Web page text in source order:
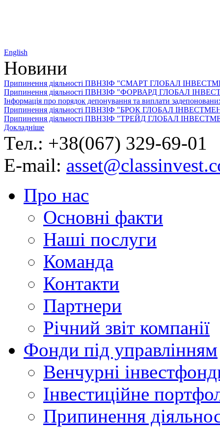
English
Новини
Припинення діяльності ПВНЗІФ "СМАРТ ГЛОБАЛ
Припинення діяльності ПВНЗІФ "ФОРВАРД ГЛОБАЛ
Інформація про порядок депонування та виплати
Припинення діяльності ПВНЗІФ "БРОК ГЛОБАЛ
Припинення діяльності ПВНЗІФ "ТРЕЙД ГЛОБАЛ
Докладніше
Тел.: +38(067) 329-69-01
E-mail:
Про нас
Основні факти
Наші послуги
Команда
Контакти
Партнери
Річний звіт компанії
Фонди під управлінням
Венчурні
Інвестиційне
Припинення